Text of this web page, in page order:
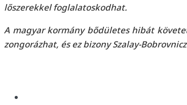
lőszerekkel foglalatoskodhat.
A magyar kormány bődületes hibát
zongorázhat, és ez bizony Szalay-